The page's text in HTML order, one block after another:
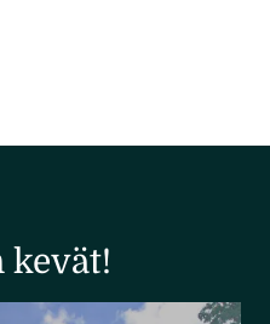
kevät!